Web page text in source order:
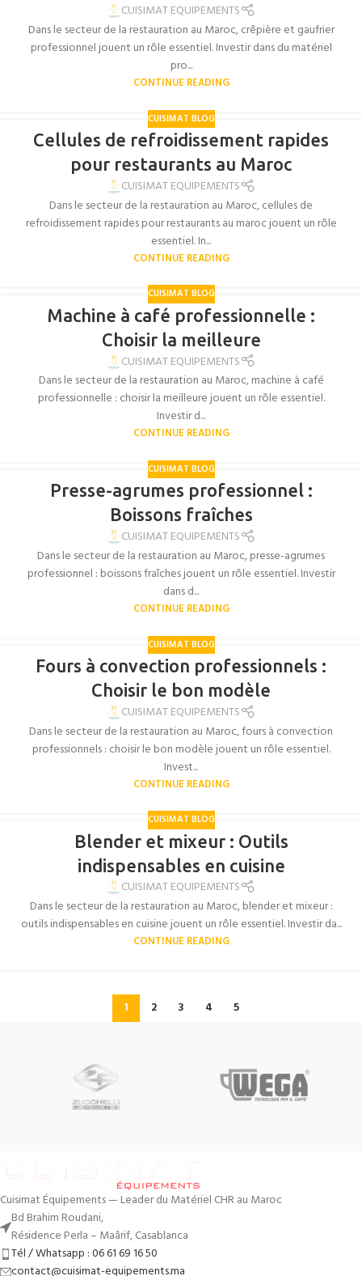
CUISIMAT EQUIPEMENTS
Dans le secteur de la restauration au Maroc, crêpière et gaufrier
professionnel jouent un rôle essentiel. Investir dans du matériel
pro...
CONTINUE READING
CUISIMAT BLOG
Cellules de refroidissement rapides
pour restaurants au Maroc
CUISIMAT EQUIPEMENTS
Dans le secteur de la restauration au Maroc, cellules de
refroidissement rapides pour restaurants au maroc jouent un rôle
essentiel. In...
CONTINUE READING
CUISIMAT BLOG
Machine à café professionnelle :
Choisir la meilleure
CUISIMAT EQUIPEMENTS
Dans le secteur de la restauration au Maroc, machine à café
professionnelle : choisir la meilleure jouent un rôle essentiel.
Investir d...
CONTINUE READING
CUISIMAT BLOG
Presse-agrumes professionnel :
Boissons fraîches
CUISIMAT EQUIPEMENTS
Dans le secteur de la restauration au Maroc, presse-agrumes
professionnel : boissons fraîches jouent un rôle essentiel. Investir
dans d...
CONTINUE READING
CUISIMAT BLOG
Fours à convection professionnels :
Choisir le bon modèle
CUISIMAT EQUIPEMENTS
Dans le secteur de la restauration au Maroc, fours à convection
professionnels : choisir le bon modèle jouent un rôle essentiel.
Invest...
CONTINUE READING
CUISIMAT BLOG
Blender et mixeur : Outils
indispensables en cuisine
CUISIMAT EQUIPEMENTS
Dans le secteur de la restauration au Maroc, blender et mixeur :
outils indispensables en cuisine jouent un rôle essentiel. Investir da...
CONTINUE READING
1 2 3 4 5
Cuisimat Équipements — Leader du Matériel CHR au Maroc
Bd Brahim Roudani,
Résidence Perla – Maârif, Casablanca
Tél / Whatsapp : 06 61 69 16 50
contact@cuisimat-equipements.ma